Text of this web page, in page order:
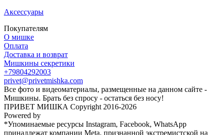
Аксессуары
Покупателям
О мишке
Оплата
Доставка и возврат
Мишкины секретики
+79804292003
privet@privetmishka.com
Все фото и видеоматериалы, размещенные на данном сайте -
Мишкины. Брать без спросу - остаться без носу!
ПРИВЕТ МИШКА Copyright 2016-2026
Powered by
*Упоминаемые ресурсы Instagram, Facebook, WhatsApp
принадлежат компании Meta, признанной экстремистской на